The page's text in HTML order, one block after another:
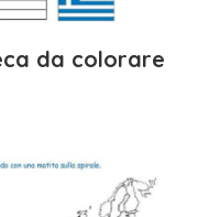
da colorare